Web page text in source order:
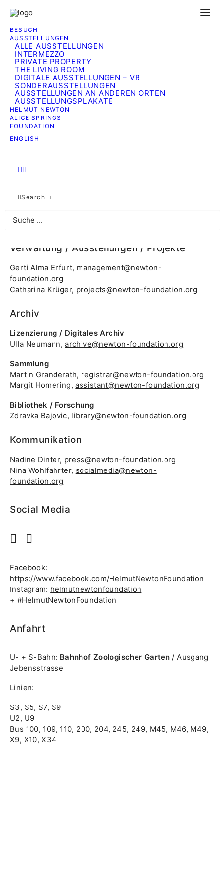
BESUCH
AUSSTELLUNGEN
ALLE AUSSTELLUNGEN
INTERMEZZO
PRIVATE PROPERTY
THE LIVING ROOM
DIGITALE AUSSTELLUNGEN – VR
SONDERAUSSTELLUNGEN
AUSSTELLUNGEN AN ANDEREN ORTEN
AUSSTELLUNGSPLAKATE
HELMUT NEWTON
ALICE SPRINGS
FOUNDATION
ENGLISH
Search
Adresse:
Helmut Newton Foundation
Museum für Fotografie
Jebensstrasse 2
D – 10623 Berlin
Telefon: +49 30 3186 4825 (Information)
Dr. Matthias Harder, Direktor und Kurator
Verwaltung / Ausstellungen / Projekte
Gerti Alma Erfurt, management@newton-
foundation.org
Catharina Krüger, projects@newton-foundation.org
Archiv
Lizenzierung / Digitales Archiv
Ulla Neumann,archive@newton-foundation.org
Sammlung
Martin Granderath, registrar@newton-foundation.org
Margit Homering,assistant@newton-foundation.org
Bibliothek / Forschung
Zdravka Bajovic, library@newton-foundation.org
Kommunikation
Nadine Dinter, press@newton-foundation.org
Nina Wohlfahrter, socialmedia@newton-
foundation.org
Social Media
Facebook:
https://www.facebook.com/HelmutNewtonFoundation
Instagram: helmutnewtonfoundation
+ #HelmutNewtonFoundation
Anfahrt
U- + S-Bahn: Bahnhof Zoologischer Garten / Ausgang
Jebensstrasse
Linien:
S3, S5, S7, S9
U2, U9
Bus 100, 109, 110, 200, 204, 245, 249, M45, M46, M49,
X9, X10, X34